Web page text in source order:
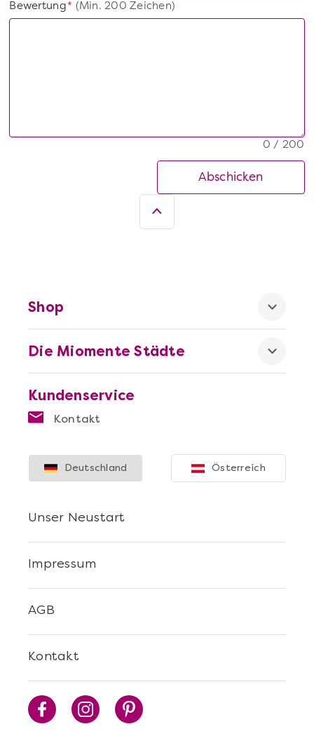
*
Bewertung(Min. 200 Zeichen)
0 / 200
Abschicken
Kundenservice
Kontakt
Die Miomente Städte
Shop
Kontakt
AGB
Impressum
Unser Neustart
Deutschland Österreich